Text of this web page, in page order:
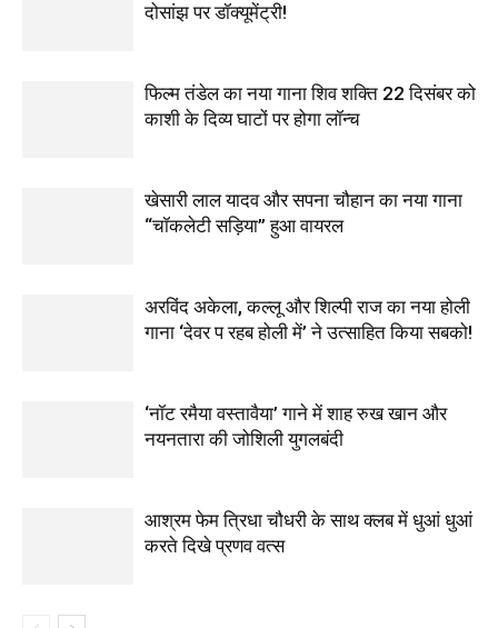
दोसांझ पर डॉक्यूमेंट्री!
फिल्म तंडेल का नया गाना शिव शक्ति 22 दिसंबर को
काशी के दिव्य घाटों पर होगा लॉन्च
खेसारी लाल यादव और सपना चौहान का नया गाना
“चॉकलेटी सड़िया” हुआ वायरल
अरविंद अकेला, कल्लू और शिल्पी राज का नया होली
गाना ‘देवर प रहब होली में’ ने उत्साहित किया सबको!
‘नॉट रमैया वस्तावैया’ गाने में शाह रुख खान और
नयनतारा की जोशिली युगलबंदी
आश्रम फेम त्रिधा चौधरी के साथ क्लब में धुआं धुआं
करते दिखे प्रणव वत्स